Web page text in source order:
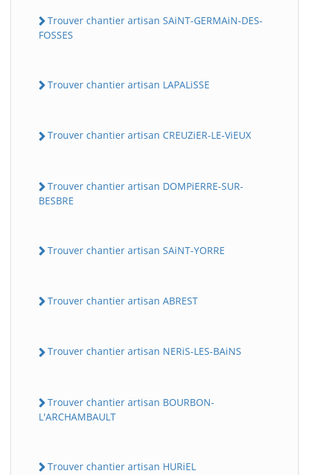
Trouver chantier artisan SAiNT-GERMAiN-DES-
FOSSES
Trouver chantier artisan LAPALiSSE
Trouver chantier artisan CREUZiER-LE-ViEUX
Trouver chantier artisan DOMPiERRE-SUR-
BESBRE
Trouver chantier artisan SAiNT-YORRE
Trouver chantier artisan ABREST
Trouver chantier artisan NERiS-LES-BAiNS
Trouver chantier artisan BOURBON-
L'ARCHAMBAULT
Trouver chantier artisan HURiEL